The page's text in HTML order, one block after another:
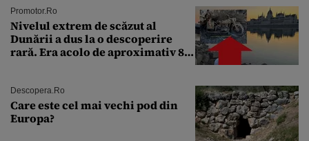
Promotor.ro
Nivelul extrem de scăzut al
Dunării a dus la o descoperire
rară. Era acolo de aproximativ 80
Descopera.ro
Care este cel mai vechi pod din
Europa?